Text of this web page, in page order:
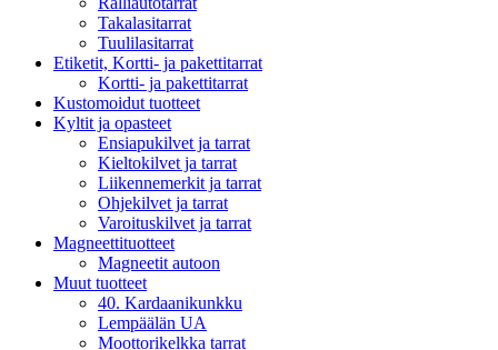
Takalasitarrat
Tuulilasitarrat
Etiketit, Kortti- ja pakettitarrat
Kortti- ja pakettitarrat
Kustomoidut tuotteet
Kyltit ja opasteet
Ensiapukilvet ja tarrat
Kieltokilvet ja tarrat
Liikennemerkit ja tarrat
Ohjekilvet ja tarrat
Varoituskilvet ja tarrat
Magneettituotteet
Magneetit autoon
Muut tuotteet
40. Kardaanikunkku
Lempäälän UA
Moottorikelkka tarrat